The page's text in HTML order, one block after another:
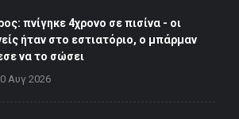
πνίγηκε 4χρονο σε πισίνα - οι
ήταν στο εστιατόριο, ο μπάρμαν
να το σώσει
Αυγ 2026